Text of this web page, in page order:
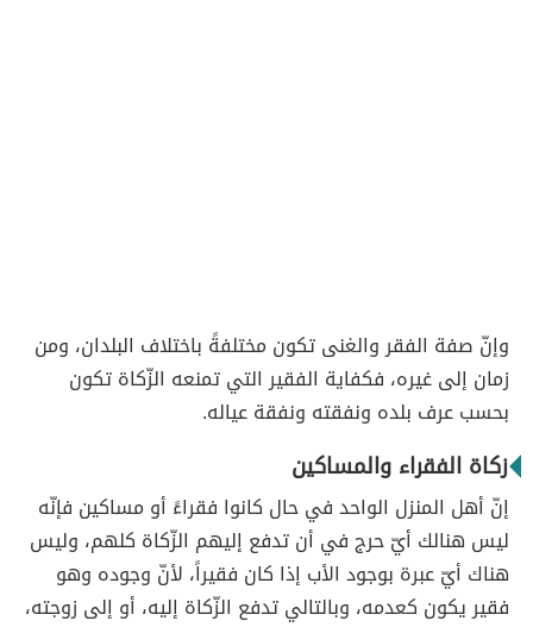
وإنّ صفة الفقر والغنى تكون مختلفةً باختلاف البلدان، ومن
زمان إلى غيره، فكفاية الفقير التي تمنعه الزّكاة تكون
بحسب عرف بلده ونفقته ونفقة عياله.
زكاة الفقراء والمساكين
إنّ أهل المنزل الواحد في حال كانوا فقراءً أو مساكين فإنّه
ليس هنالك أيّ حرج في أن تدفع إليهم الزّكاة كلهم، وليس
هناك أيّ عبرة بوجود الأب إذا كان فقيراً، لأنّ وجوده وهو
فقير يكون كعدمه، وبالتالي تدفع الزّكاة إليه، أو إلى زوجته،